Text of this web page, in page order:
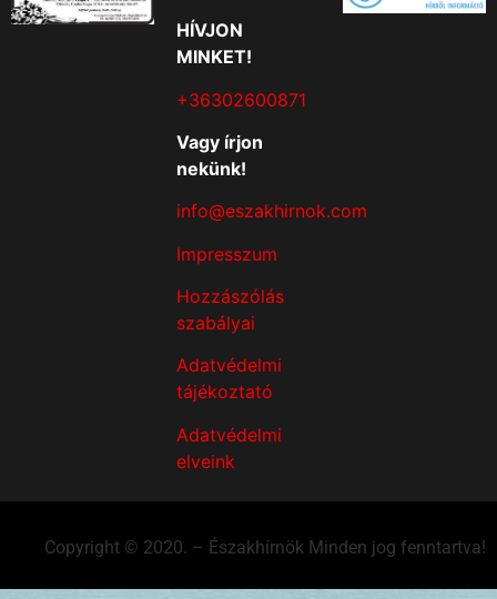
HÍVJON
MINKET!
+36302600871
Vagy írjon
nekünk!
info@eszakhirnok.com
Impresszum
Hozzászólás
szabályai
Adatvédelmi
tájékoztató
Adatvédelmi
elveink
Copyright © 2020. – Északhírnök Minden jog fenntartva!